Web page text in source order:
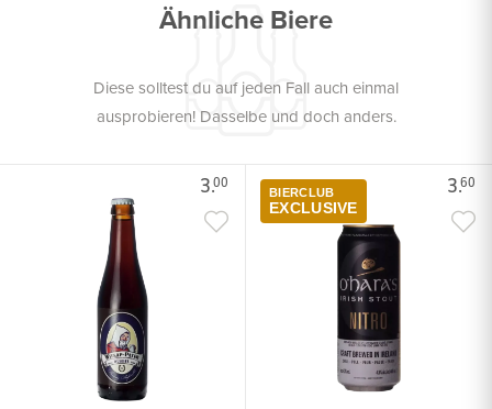
Ähnliche Biere
Diese solltest du auf jeden Fall auch einmal
ausprobieren! Dasselbe und doch anders.
3.00 3.60
BIERCLUB
EXCLUSIVE